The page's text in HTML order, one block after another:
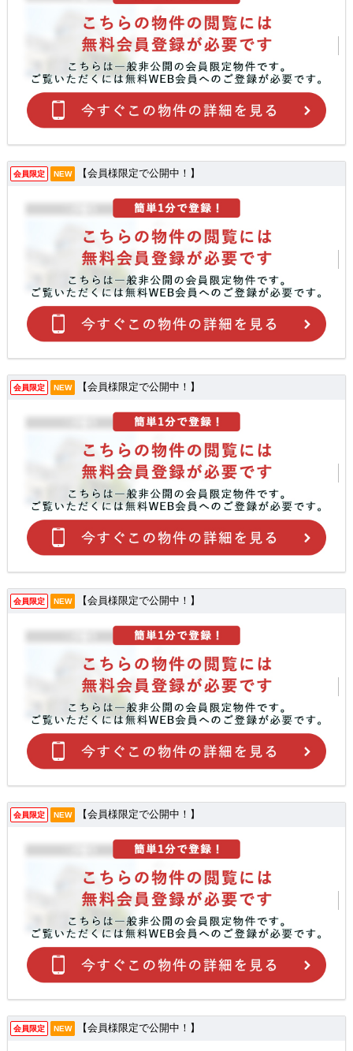
会員限定 NEW 【会員様限定で公開中！】
会員限定 NEW 【会員様限定で公開中！】
会員限定 NEW 【会員様限定で公開中！】
会員限定 NEW 【会員様限定で公開中！】
会員限定 NEW 【会員様限定で公開中！】